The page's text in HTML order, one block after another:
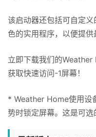
该启动器还包括可自定
色的实用程序，以便提供
立即下载我们的
获取快速访问-1屏幕！
* Weather Home使用设
势时锁定屏幕。这是可选